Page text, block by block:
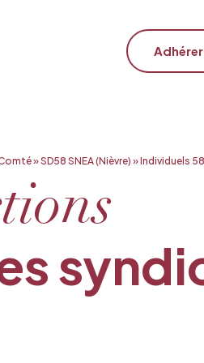
»SD58 SNEA (Nièvre) »Individuels 58